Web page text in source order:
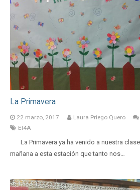
La Primavera
22 marzo, 2017 Laura Priego Quero
EI4A
La Primavera ya ha venido a nuestra
mañana a esta estación que tanto nos…